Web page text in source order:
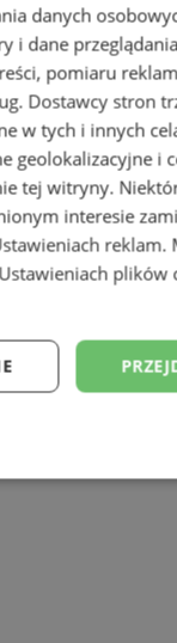
Wodzisławiu
danych
i dane
pomiaru
Dostawcy stron
w tych i innych
geolokalizacyjne i
tej witryny.
interesie
reklam.
Ustawieniach plików